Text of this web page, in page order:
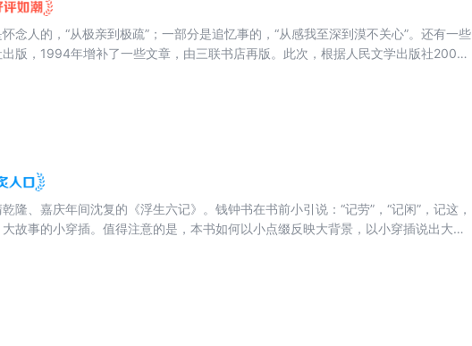
念人的，“从极亲到极疏”；一部分是追忆事的，“从感我至深到漠不关心”。还有一些
版，1994年增补了一些文章，由三联书店再版。此次，根据人民文学出版社2009
隆、嘉庆年间沈复的《浮生六记》。钱钟书在书前小引说：“记劳”，“记闲”，记这，
故事的小穿插。值得注意的是，本书如何以小点缀反映大背景，以小穿插说出大故